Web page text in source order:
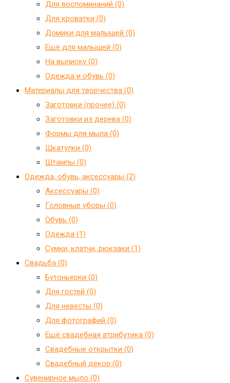
Для воспоминаний (0)
Для кроватки (0)
Домики для малышей (0)
Ещё для малышей (0)
На выписку (0)
Одежда и обувь (0)
Материалы для творчества (0)
Заготовки (прочее) (0)
Заготовки из дерева (0)
Формы для мыла (0)
Шкатулки (0)
Штампы (0)
Одежда, обувь, аксессуары (2)
Аксессуары (0)
Головные уборы (0)
Обувь (0)
Одежда (1)
Сумки, клатчи, рюкзаки (1)
Свадьба (0)
Бутоньерки (0)
Для гостей (0)
Для невесты (0)
Для фотографий (0)
Ещё свадебная атрибутика (0)
Свадебные открытки (0)
Свадебный декор (0)
Сувенирное мыло (0)